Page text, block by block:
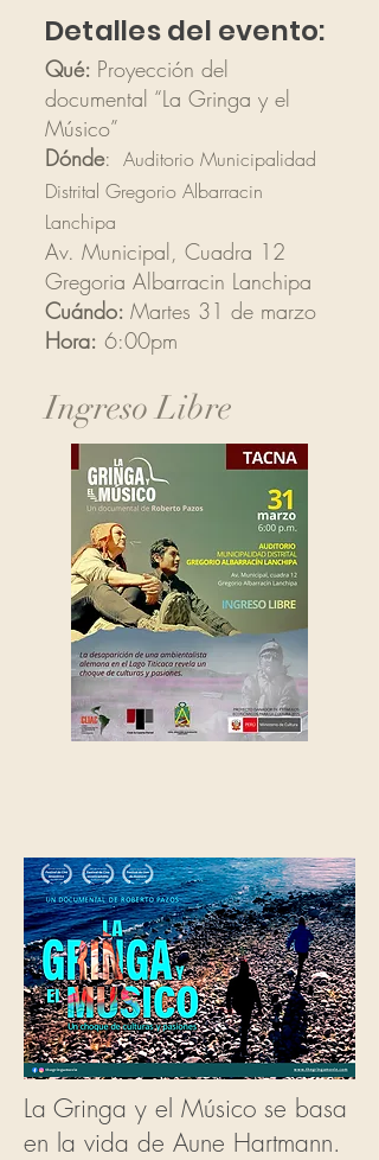
Detalles del evento:
Qué: Proyección del
documental “La Gringa y el
Músico”
Dónde: Auditorio Municipalidad
Distrital Gregorio Albarracin
Lanchipa
Av. Municipal, Cuadra 12
Gregoria Albarracin Lanchipa
Cuándo: Martes 31 de marzo
Hora: 6:00pm
Ingreso Libre
La Gringa y el Músico se basa
en la vida de Aune Hartmann.